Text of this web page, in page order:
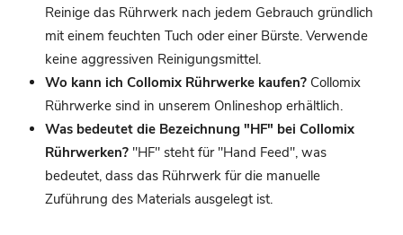
Reinige das Rührwerk nach jedem Gebrauch gründlich
mit einem feuchten Tuch oder einer Bürste. Verwende
keine aggressiven Reinigungsmittel.
Wo kann ich Collomix Rührwerke kaufen? Collomix
Rührwerke sind in unserem Onlineshop erhältlich.
Was bedeutet die Bezeichnung "HF" bei Collomix
Rührwerken? "HF" steht für "Hand Feed", was
bedeutet, dass das Rührwerk für die manuelle
Zuführung des Materials ausgelegt ist.